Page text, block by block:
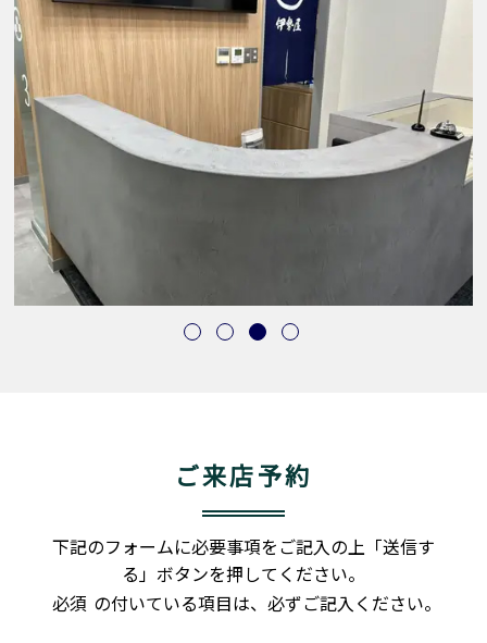
ご来店予約
下記のフォームに必要事項をご記入の上「送信す
る」ボタンを押してください。
必須 の付いている項目は、必ずご記入ください。